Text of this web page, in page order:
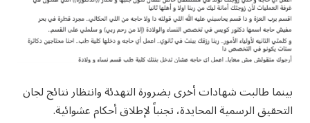
بينما طالبت شهادات أخرى بضرورة التهدئة وانتظار نتائج لجان
التحقيق الرسمية المحايدة، تجنباً لإطلاق أحكام عشوائية.